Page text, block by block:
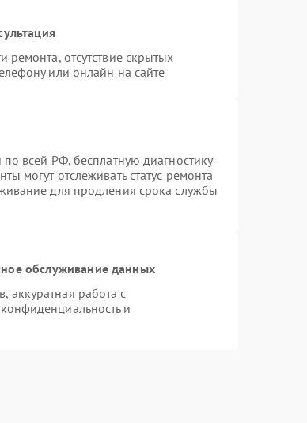
ремонта, отсутствие скрытых
или онлайн на сайте
всей РФ, бесплатную диагностику
могут отслеживать статус ремонта
для продления срока службы
обслуживание данных
аккуратная работа с
и